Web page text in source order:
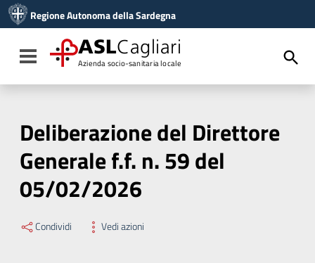
Vai al menu di navigazione
Vai al footer
Regione Autonoma della Sardegna
Toggle navigation
ASLCagliari
Azienda socio-sanitaria locale
Deliberazione del Direttore
Generale f.f. n. 59 del
05/02/2026
Condividi Vedi azioni